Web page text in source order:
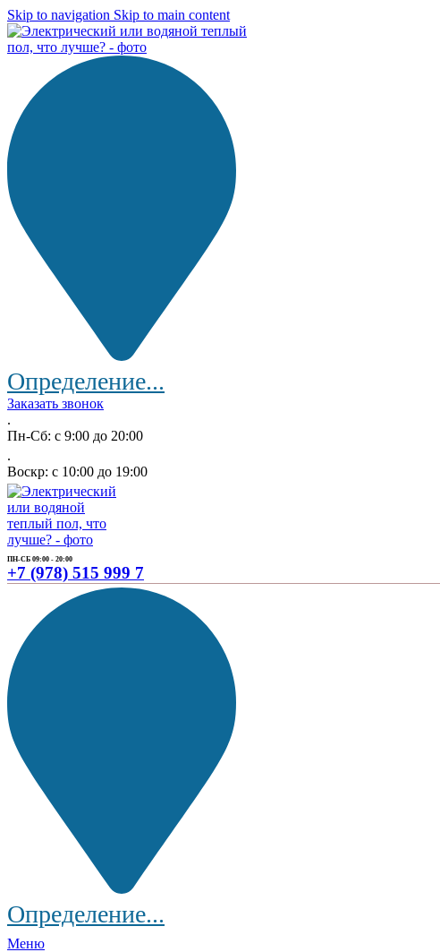
Skip to navigation Skip to main content
Определение...
Заказать звонок
.
Пн-Сб: с 9:00 до 20:00
.
Воскр: с 10:00 до 19:00
ПН-СБ 09:00 - 20:00
+7 (978) 515 999 7
Определение...
Меню